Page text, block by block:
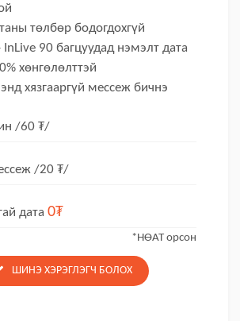
төлбөр бодогдохгүй
InLive 90 багцуудад нэмэлт дата
хөнгөлөлттэй
хязгааргүй мессеж бичнэ
/60 ₮/
/20 ₮/
дата 0₮
*НӨАТ орсон
ШИНЭ ХЭРЭГЛЭГЧ БОЛОХ